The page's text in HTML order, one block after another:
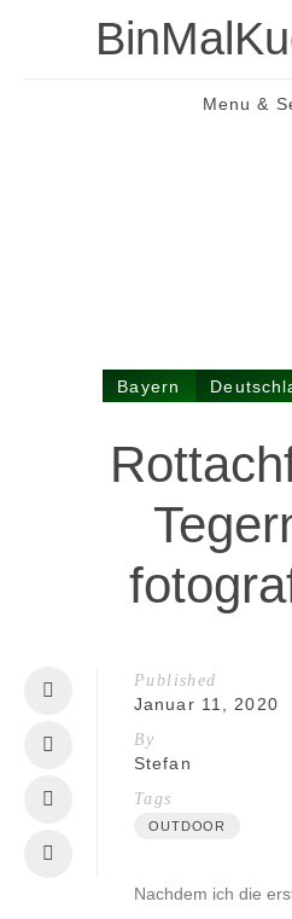
Menu &
Bayern
Published
Januar 11, 2020
By
Stefan
Tags
OUTDOOR
Nachdem ich die